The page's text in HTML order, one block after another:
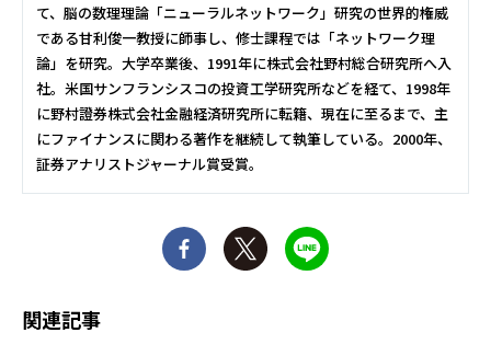
て、脳の数理理論「ニューラルネットワーク」研究の世界的権威
である甘利俊一教授に師事し、修士課程では「ネットワーク理
論」を研究。大学卒業後、1991年に株式会社野村総合研究所へ入
社。米国サンフランシスコの投資工学研究所などを経て、1998年
に野村證券株式会社金融経済研究所に転籍、現在に至るまで、主
にファイナンスに関わる著作を継続して執筆している。2000年、
証券アナリストジャーナル賞受賞。
関連記事